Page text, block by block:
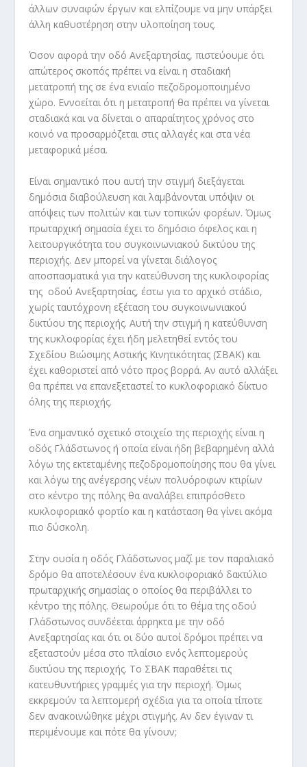
άλλων συναφών έργων και ελπίζουμε να μην υπάρξει
άλλη καθυστέρηση στην υλοποίηση τους.
Όσον αφορά την οδό Ανεξαρτησίας, πιστεύουμε ότι
απώτερος σκοπός πρέπει να είναι η σταδιακή
μετατροπή της σε ένα ενιαίο πεζοδρομοποιημένο
χώρο. Εννοείται ότι η μετατροπή θα πρέπει να γίνεται
σταδιακά και να δίνεται ο απαραίτητος χρόνος στο
κοινό να προσαρμόζεται στις αλλαγές και στα νέα
μεταφορικά μέσα.
Είναι σημαντικό που αυτή την στιγμή διεξάγεται
δημόσια διαβούλευση και λαμβάνονται υπόψιν οι
απόψεις των πολιτών και των τοπικών φορέων. Όμως
πρωταρχική σημασία έχει το δημόσιο όφελος και η
λειτουργικότητα του συγκοινωνιακού δικτύου της
περιοχής. Δεν μπορεί να γίνεται διάλογος
αποσπασματικά για την κατεύθυνση της κυκλοφορίας
της οδού Ανεξαρτησίας, έστω για το αρχικό στάδιο,
χωρίς ταυτόχρονη εξέταση του συγκοινωνιακού
δικτύου της περιοχής. Αυτή την στιγμή η κατεύθυνση
της κυκλοφορίας έχει ήδη μελετηθεί εντός του
Σχεδίου Βιώσιμης Αστικής Κινητικότητας (ΣΒΑΚ) και
έχει καθοριστεί από νότο προς βορρά. Αν αυτό αλλάξει
θα πρέπει να επανεξεταστεί το κυκλοφοριακό δίκτυο
όλης της περιοχής.
Ένα σημαντικό σχετικό στοιχείο της περιοχής είναι η
οδός Γλάδστωνος ή οποία είναι ήδη βεβαρημένη αλλά
λόγω της εκτεταμένης πεζοδρομοποίησης που θα γίνει
και λόγω της ανέγερσης νέων πολυόροφων κτιρίων
στο κέντρο της πόλης θα αναλάβει επιπρόσθετο
κυκλοφοριακό φορτίο και η κατάσταση θα γίνει ακόμα
πιο δύσκολη.
Στην ουσία η οδός Γλάδστωνος μαζί με τον παραλιακό
δρόμο θα αποτελέσουν ένα κυκλοφοριακό δακτύλιο
πρωταρχικής σημασίας ο οποίος θα περιβάλλει το
κέντρο της πόλης. Θεωρούμε ότι το θέμα της οδού
Γλάδστωνος συνδέεται άρρηκτα με την οδό
Ανεξαρτησίας και ότι οι δύο αυτοί δρόμοι πρέπει να
εξεταστούν μέσα στο πλαίσιο ενός λεπτομερούς
δικτύου της περιοχής. Το ΣΒΑΚ παραθέτει τις
κατευθυντήριες γραμμές για την περιοχή. Όμως
εκκρεμούν τα λεπτομερή σχέδια για τα οποία τίποτε
δεν ανακοινώθηκε μέχρι στιγμής. Αν δεν έγιναν τι
περιμένουμε και πότε θα γίνουν;